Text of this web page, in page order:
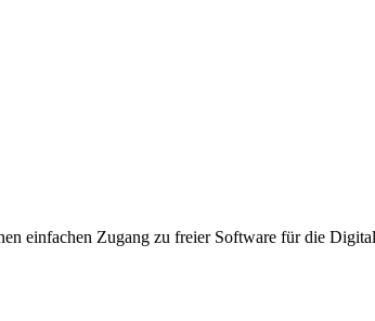
einfachen Zugang zu freier Software für die